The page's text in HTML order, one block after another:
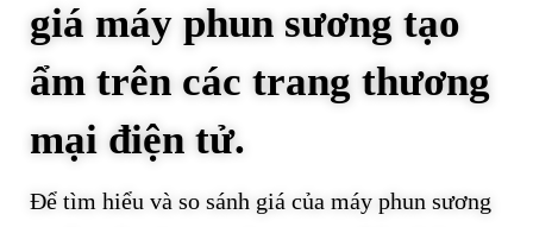
giá máy phun sương tạo
ẩm trên các trang thương
mại điện tử.
Để tìm hiểu và so sánh giá của máy phun sương